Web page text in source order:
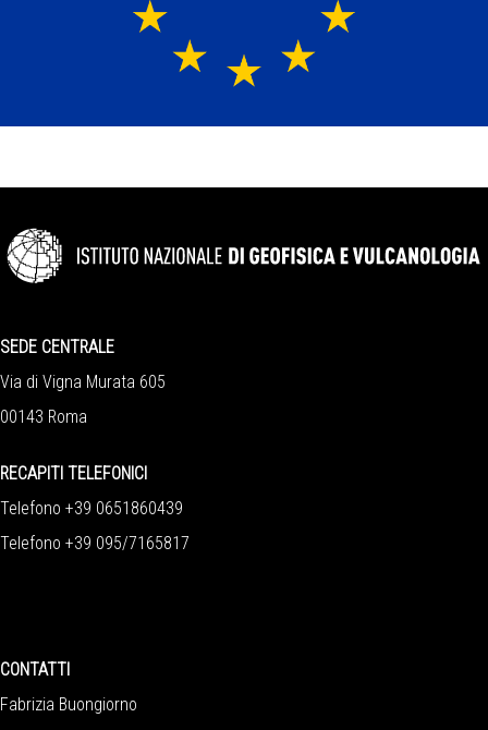
SEDE CENTRALE
Via di Vigna Murata 605
00143 Roma
RECAPITI TELEFONICI
Telefono +39 0651860439
Telefono +39 095/7165817
CONTATTI
Fabrizia Buongiorno